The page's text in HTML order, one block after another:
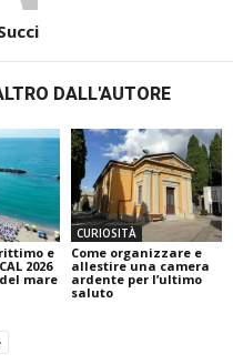
DALL'AUTORE
e
2026
mare
CURIOSITÀ
Come organizzare e
allestire una camera
ardente per l’ultimo
saluto